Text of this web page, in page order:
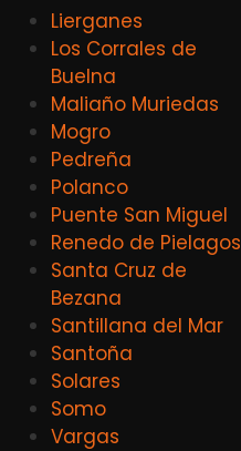
Lierganes
Los Corrales de
Buelna
Maliaño Muriedas
Mogro
Pedreña
Polanco
Puente San Miguel
Renedo de Pielagos
Santa Cruz de
Bezana
Santillana del Mar
Santoña
Solares
Somo
Vargas